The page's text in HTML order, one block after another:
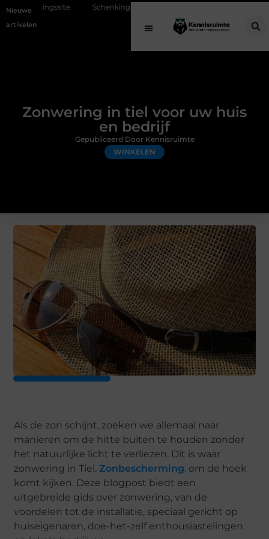
Nieuwe
artikelen
Schenking aan een goed doel: waarom geven belangrijk is en hoe
Zonwering in tiel voor uw huis
en bedrijf
WINKELEN
Gepubliceerd Door Kennisruimte
Als de zon schijnt, zoeken we allemaal naar
manieren om de hitte buiten te houden zonder
het natuurlijke licht te verliezen. Dit is waar
zonwering in Tiel.Zonbescherming. om de hoek
komt kijken. Deze blogpost biedt een
uitgebreide gids over zonwering, van de
voordelen tot de installatie, speciaal gericht op
huiseigenaren, doe-het-zelf enthousiastelingen